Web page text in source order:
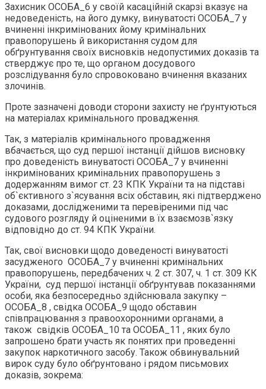
Захисник ОСОБА_6 у своїй касаційній скарзі вказує на
недоведеність, на його думку, винуватості ОСОБА_7 у
вчиненні інкримінованих йому кримінальних
правопорушень й використання судом для
обґрунтування своїх висновків недопустимих доказів та
стверджує про те, що органом досудового
розслідування було спровоковано вчинення вказаних
злочинів.
Проте зазначені доводи сторони захисту не ґрунтуються
на матеріалах кримінального провадження.
Так, з матеріалів кримінального провадження
вбачається, що суд першої інстанції дійшов висновку
про доведеність винуватості ОСОБА_7 у вчиненні
інкримінованих кримінальних правопорушень з
додержанням вимог ст. 23 КПК України та на підставі
об`єктивного з`ясування всіх обставин, які підтверджено
доказами, дослідженими та перевіреними під час
судового розгляду й оціненими в їх взаємозв`язку
відповідно до ст. 94 КПК України.
Так, свої висновки щодо доведеності винуватості
засудженого ОСОБА_7 у вчиненні кримінальних
правопорушень, передбачених ч. 2 ст. 307, ч. 1 ст. 309 КК
України, суд першої інстанції обґрунтував показаннями
особи, яка безпосередньо здійснювала закупку –
ОСОБА_8 , свідка ОСОБА_9 щодо обставин
співпрацювання з правоохоронними органами, а
також свідків ОСОБА_10 та ОСОБА_11 , яких було
запрошено брати участь як понятих при проведенні
закупок наркотичного засобу. Також обвинувальний
вирок суду було обґрунтовано і рядом письмових
доказів, зокрема: